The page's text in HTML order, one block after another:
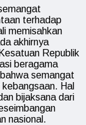
terhadap
memisahkan
akhirnya
Republik
beragama
semangat
Hal
bijaksana dari
nasional.